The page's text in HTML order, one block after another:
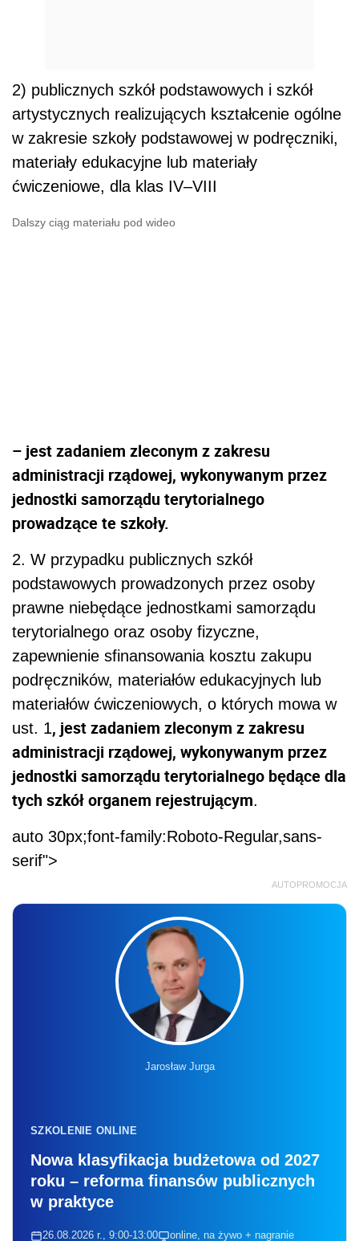
2) publicznych szkół podstawowych i szkół
artystycznych realizujących kształcenie ogólne
w zakresie szkoły podstawowej w podręczniki,
materiały edukacyjne lub materiały
ćwiczeniowe, dla klas IV–VIII
Dalszy ciąg materiału pod wideo
– jest zadaniem zleconym z zakresu
administracji rządowej, wykonywanym przez
jednostki samorządu terytorialnego
prowadzące te szkoły.
2. W przypadku publicznych szkół
podstawowych prowadzonych przez osoby
prawne niebędące jednostkami samorządu
terytorialnego oraz osoby fizyczne,
zapewnienie sfinansowania kosztu zakupu
podręczników, materiałów edukacyjnych lub
materiałów ćwiczeniowych, o których mowa w
ust. 1, jest zadaniem zleconym z zakresu
administracji rządowej, wykonywanym przez
jednostki samorządu terytorialnego będące dla
tych szkół organem rejestrującym.
auto 30px;font-family:Roboto-Regular,sans-
serif">
AUTOPROMOCJA
Jarosław Jurga
SZKOLENIE ONLINE
Nowa klasyfikacja budżetowa od 2027
roku – reforma finansów publicznych
w praktyce
26.08.2026 r., 9:00-13:00 online, na żywo + nagranie